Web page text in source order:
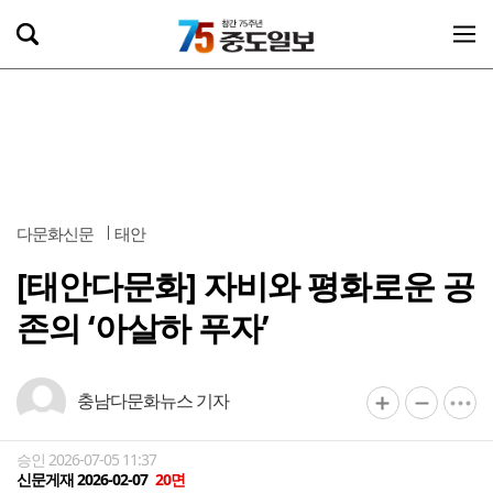
다문화신문 태안
[태안다문화] 자비와 평화로운 공
존의 ‘아살하 푸자’
충남다문화뉴스 기자
승인 2026-07-05 11:37
신문게재 2026-02-07 20면